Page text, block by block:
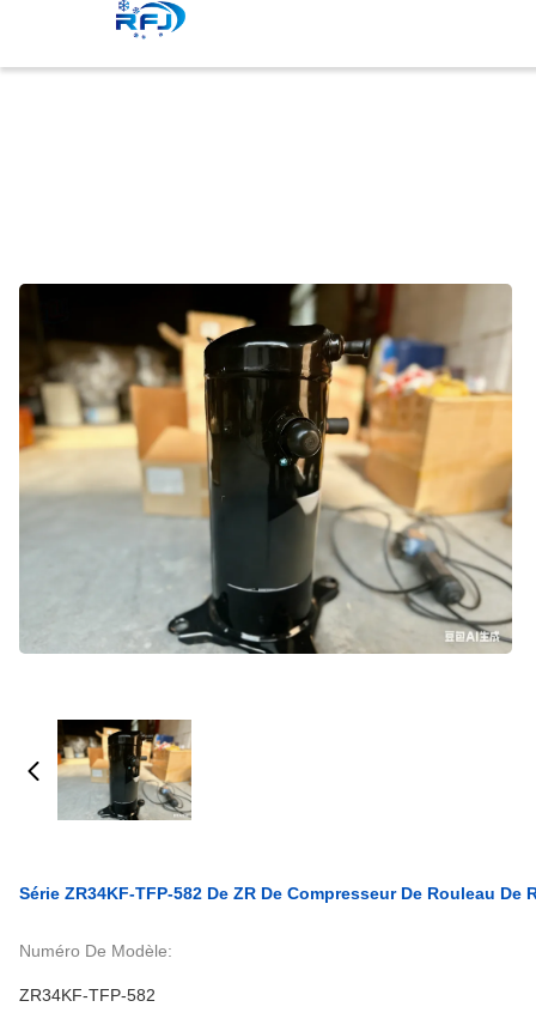
Série ZR34KF-TFP-582 De ZR De Compresseur De Rouleau De
Numéro De Modèle:
ZR34KF-TFP-582